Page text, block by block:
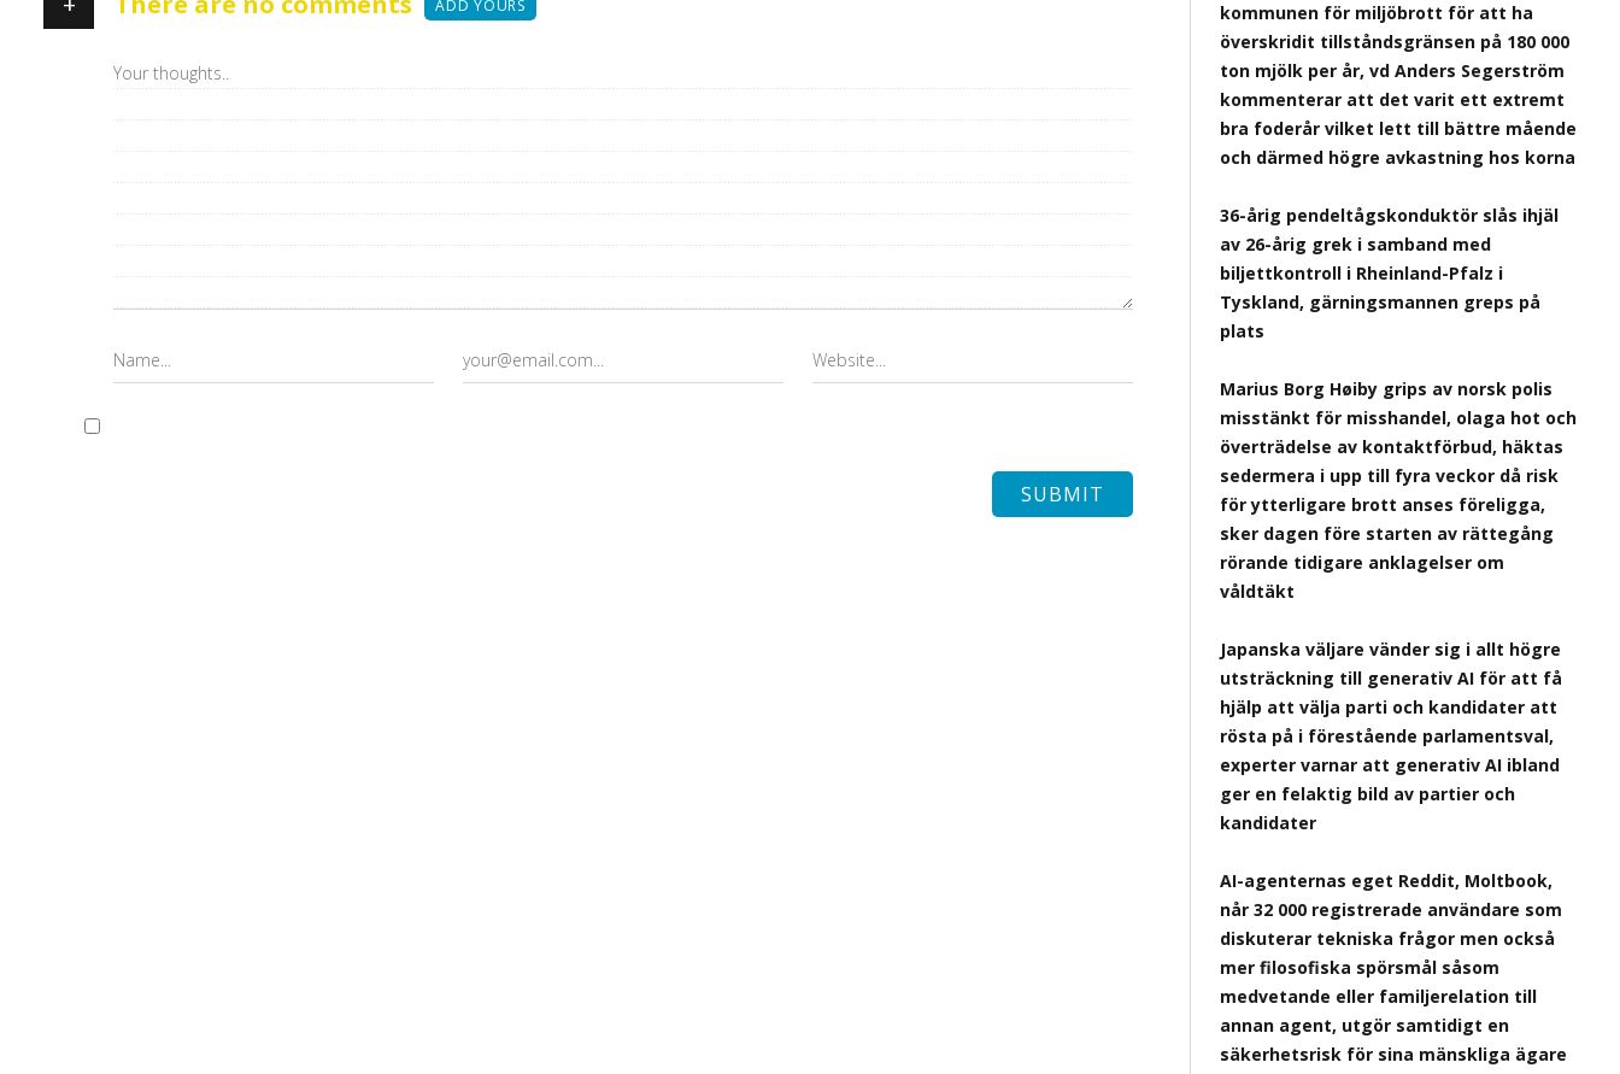
ADD YOURS
kommunen för miljöbrott för att ha
överskridit tillståndsgränsen på 180 000
ton mjölk per år, vd Anders Segerström
kommenterar att det varit ett extremt
bra foderår vilket lett till bättre mående
och därmed högre avkastning hos korna
36-årig pendeltågskonduktör slås ihjäl
av 26-årig grek i samband med
biljettkontroll i Rheinland-Pfalz i
Tyskland, gärningsmannen greps på
plats
Marius Borg Høiby grips av norsk polis
misstänkt för misshandel, olaga hot och
överträdelse av kontaktförbud, häktas
sedermera i upp till fyra veckor då risk
för ytterligare brott anses föreligga,
sker dagen före starten av rättegång
rörande tidigare anklagelser om
våldtäkt
Japanska väljare vänder sig i allt högre
utsträckning till generativ AI för att få
hjälp att välja parti och kandidater att
rösta på i förestående parlamentsval,
experter varnar att generativ AI ibland
ger en felaktig bild av partier och
kandidater
AI-agenternas eget Reddit, Moltbook,
når 32 000 registrerade användare som
diskuterar tekniska frågor men också
mer filosofiska spörsmål såsom
medvetande eller familjerelation till
annan agent, utgör samtidigt en
säkerhetsrisk för sina mänskliga ägare